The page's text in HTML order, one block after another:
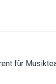
für